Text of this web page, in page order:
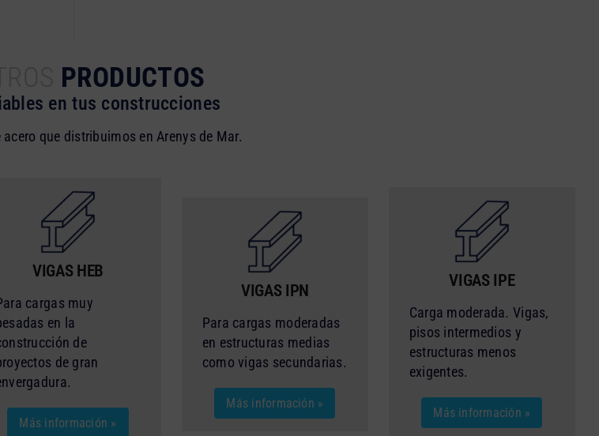
PRODUCTOS
en tus construcciones
que distribuimos en Arenys de Mar.
VIGAS HEB
cargas muy
en la
de
de gran
Más información »
VIGAS IPN
Para cargas moderadas
en estructuras medias
como vigas secundarias.
Más información »
VIGAS IPE
Carga moderada. Vigas,
pisos intermedios y
estructuras menos
exigentes.
Más información »